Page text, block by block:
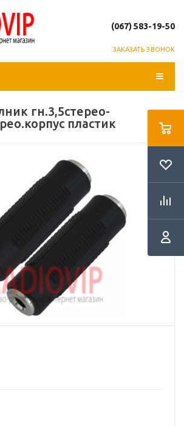
(067) 583-19-50
ЗАКАЗАТЬ ЗВОНОК
гн.3,5стерео-
пластик